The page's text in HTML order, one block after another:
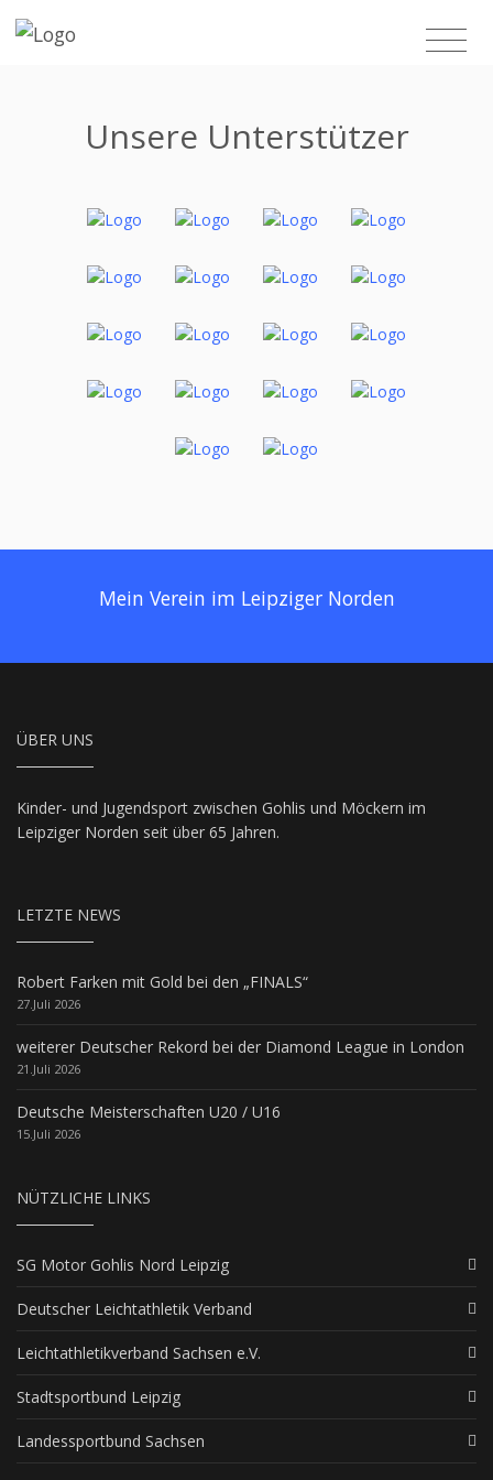
Unsere Unterstützer
Mein Verein im Leipziger Norden
ÜBER UNS
Kinder- und Jugendsport zwischen Gohlis und Möckern im
Leipziger Norden seit über 65 Jahren.
LETZTE NEWS
Robert Farken mit Gold bei den „FINALS“
27.Juli 2026
weiterer Deutscher Rekord bei der Diamond League in London
21.Juli 2026
Deutsche Meisterschaften U20 / U16
15.Juli 2026
NÜTZLICHE LINKS
SG Motor Gohlis Nord Leipzig
Deutscher Leichtathletik Verband
Leichtathletikverband Sachsen e.V.
Stadtsportbund Leipzig
Landessportbund Sachsen